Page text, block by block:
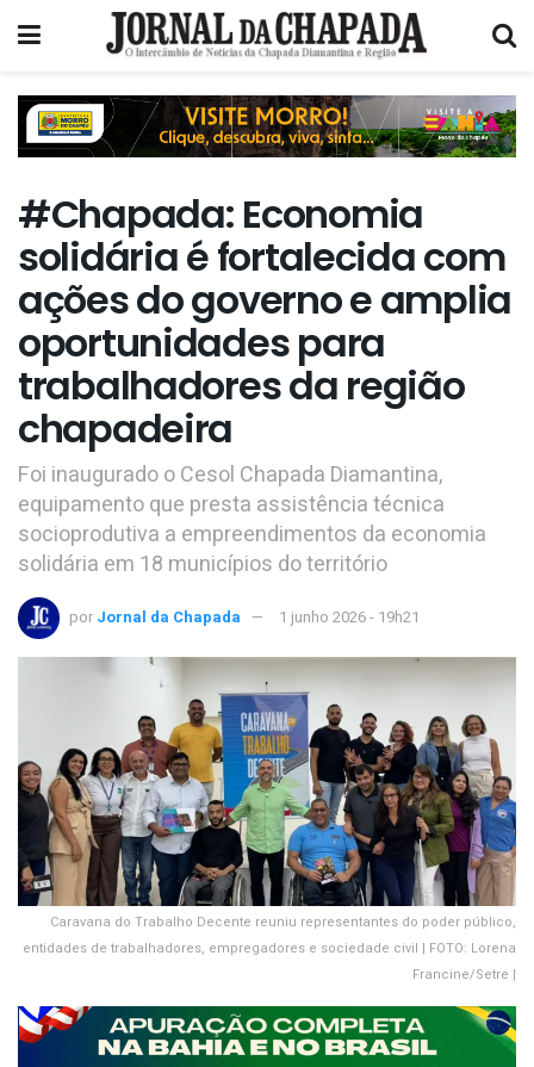
#Chapada: Economia
solidária é fortalecida com
ações do governo e amplia
oportunidades para
trabalhadores da região
chapadeira
Foi inaugurado o Cesol Chapada Diamantina,
equipamento que presta assistência técnica
socioprodutiva a empreendimentos da economia
solidária em 18 municípios do território
por Jornal da Chapada 1 junho 2026 - 19h21
Caravana do Trabalho Decente reuniu representantes do poder público,
entidades de trabalhadores, empregadores e sociedade civil | FOTO: Lorena
Francine/Setre |